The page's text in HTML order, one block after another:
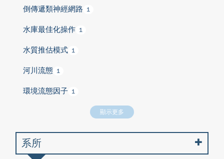
倒傳遞類神經網路 1
水庫最佳化操作 1
水質推估模式 1
河川流態 1
環境流態因子 1
顯示更多
系所